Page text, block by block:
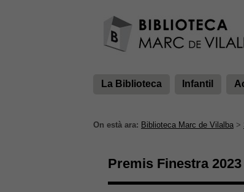
La Biblioteca Infantil
On està ara: Biblioteca Marc de Vilalba >
Premis Finestra